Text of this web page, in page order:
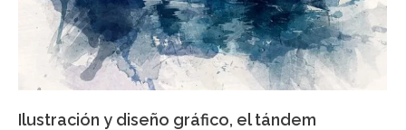
Ilustración y diseño gráfico, el tándem